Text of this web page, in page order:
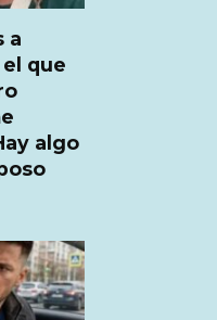
a
que
algo